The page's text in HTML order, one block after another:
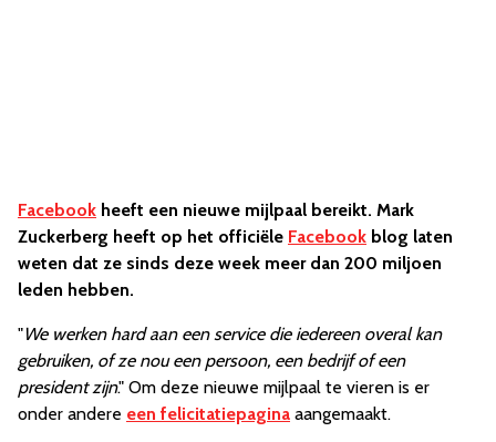
Facebook heeft een nieuwe mijlpaal bereikt. Mark
Zuckerberg heeft op het officiële Facebook blog laten
weten dat ze sinds deze week meer dan 200 miljoen
leden hebben.
"We werken hard aan een service die iedereen overal kan
gebruiken, of ze nou een persoon, een bedrijf of een
president zijn." Om deze nieuwe mijlpaal te vieren is er
onder andere een felicitatiepagina aangemaakt.